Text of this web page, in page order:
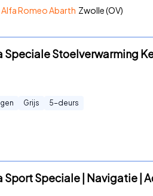
Romeo Abarth Zwolle (OV)
Speciale Stoelverwarming
Grijs 5-deurs
Sport Speciale | Navigatie |